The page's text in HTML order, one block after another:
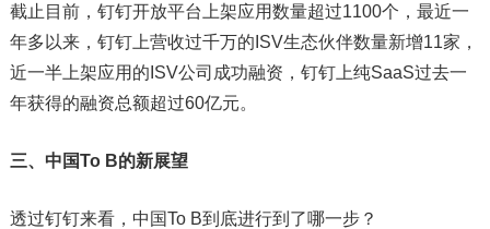
截止目前，钉钉开放平台上架应用数量超过1100个，最近一
年多以来，钉钉上营收过千万的ISV生态伙伴数量新增11家，
近一半上架应用的ISV公司成功融资，钉钉上纯SaaS过去一
年获得的融资总额超过60亿元。
三、 中国To B的新展望
透过钉钉来看，中国To B到底进行到了哪一步？